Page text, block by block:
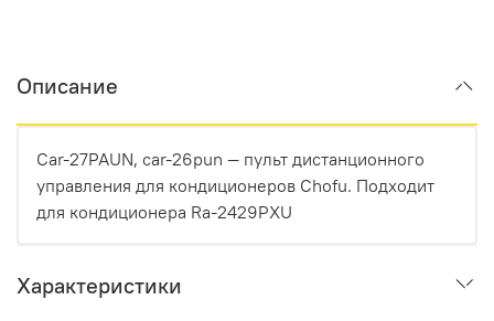
Описание
Car-27PAUN, car-26pun — пульт дистанционного
управления для кондиционеров Chofu. Подходит
для кондиционера Ra-2429PXU
Характеристики